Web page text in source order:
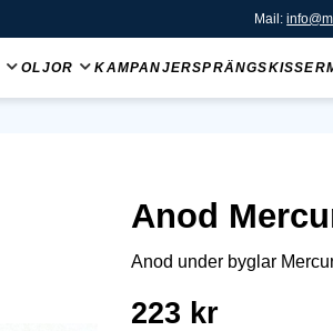
Mail:
OLJOR KAMPANJERSPRÄNGSKISSER
Anod
Anod under byglar
223 kr